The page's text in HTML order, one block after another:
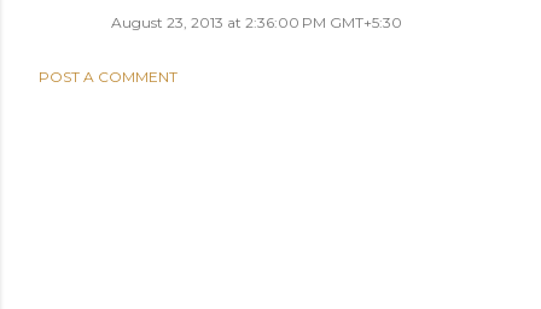
August 23, 2013 at 2:36:00 PM GMT+5:30
POST A COMMENT